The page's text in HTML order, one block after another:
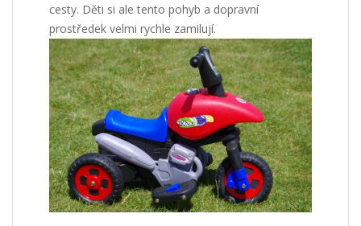
cesty. Děti si ale tento pohyb a dopravní
prostředek velmi rychle zamilují.